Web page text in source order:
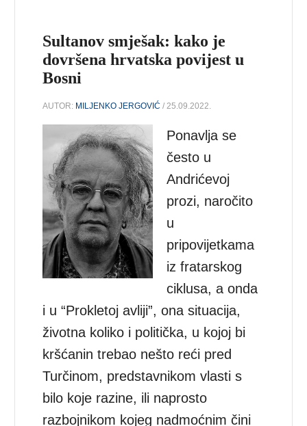
Sultanov smješak: kako je
dovršena hrvatska povijest u
Bosni
AUTOR: MILJENKO JERGOVIĆ / 25.09.2022.
Ponavlja se
često u
Andrićevoj
prozi, naročito
u
pripovijetkama
iz fratarskog
ciklusa, a onda
i u “Prokletoj avliji”, ona situacija,
životna koliko i politička, u kojoj bi
kršćanin trebao nešto reći pred
Turčinom, predstavnikom vlasti s
bilo koje razine, ili naprosto
razbojnikom kojeg nadmoćnim čini